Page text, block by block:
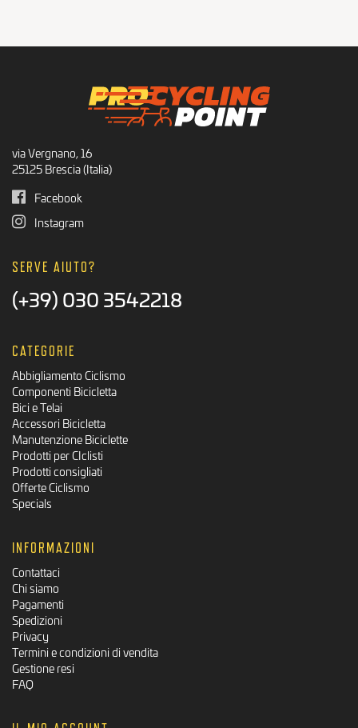
via Vergnano, 16
25125 Brescia (Italia)
Facebook
Instagram
SERVE AIUTO?
(+39) 030 3542218
CATEGORIE
Abbigliamento Ciclismo
Componenti Bicicletta
Bici e Telai
Accessori Bicicletta
Manutenzione Biciclette
Prodotti per CIclisti
Prodotti consigliati
Offerte Ciclismo
Specials
INFORMAZIONI
Contattaci
Chi siamo
Pagamenti
Spedizioni
Privacy
Termini e condizioni di vendita
Gestione resi
FAQ